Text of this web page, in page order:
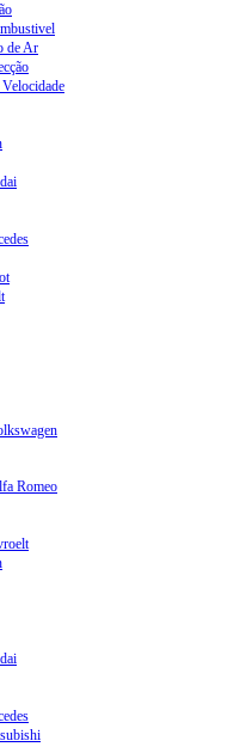
de Ar
Romeo